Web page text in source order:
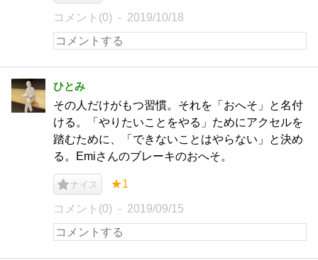
コメント(0) 2019/10/18
ひとみ
その人だけがもつ習慣。それを「おへそ」と名付
ける。「やりたいことをやる」ためにアクセルを
踏むために、「できないことはやらない」と決め
る。Emiさんのブレーキのおへそ。
ナイス ★1
コメント(0) 2019/09/15